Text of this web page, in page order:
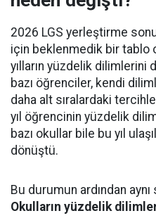
2026 LGS yerleştirme
için beklenmedik bir tablo
yılların yüzdelik dilimlerini
bazı öğrenciler, kendi
daha alt sıralardaki
yıl öğrencinin yüzdelik
bazı okullar bile bu yıl
dönüştü.
Bu durumun ardından
Okulların yüzdelik